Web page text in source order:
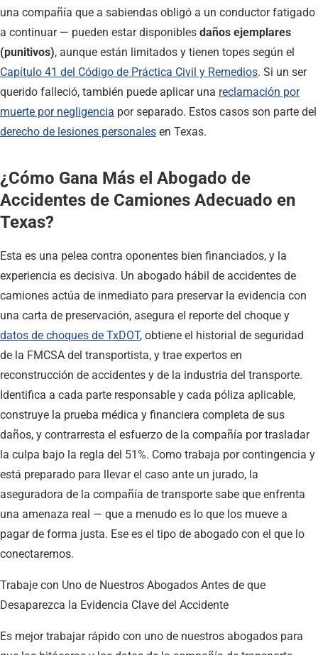
una compañía que a sabiendas obligó a un conductor fatigado
a continuar — pueden estar disponibles daños ejemplares
(punitivos), aunque están limitados y tienen topes según el
Capítulo 41 del Código de Práctica Civil y Remedios. Si un ser
querido falleció, también puede aplicar una reclamación por
muerte por negligencia por separado. Estos casos son parte del
derecho de lesiones personales en Texas.
¿Cómo Gana Más el Abogado de
Accidentes de Camiones Adecuado en
Texas?
Esta es una pelea contra oponentes bien financiados, y la
experiencia es decisiva. Un abogado hábil de accidentes de
camiones actúa de inmediato para preservar la evidencia con
una carta de preservación, asegura el reporte del choque y
datos de choques de TxDOT, obtiene el historial de seguridad
de la FMCSA del transportista, y trae expertos en
reconstrucción de accidentes y de la industria del transporte.
Identifica a cada parte responsable y cada póliza aplicable,
construye la prueba médica y financiera completa de sus
daños, y contrarresta el esfuerzo de la compañía por trasladar
la culpa bajo la regla del 51%. Como trabaja por contingencia y
está preparado para llevar el caso ante un jurado, la
aseguradora de la compañía de transporte sabe que enfrenta
una amenaza real — que a menudo es lo que los mueve a
pagar de forma justa. Ese es el tipo de abogado con el que lo
conectaremos.
Trabaje con Uno de Nuestros Abogados Antes de que
Desaparezca la Evidencia Clave del Accidente
Es mejor trabajar rápido con uno de nuestros abogados para